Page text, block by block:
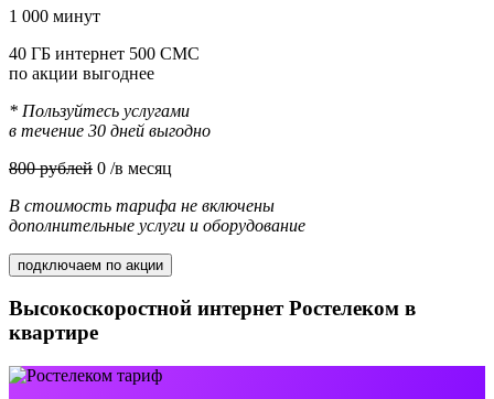
1 000 минут
40 ГБ интернет 500 СМС
по акции выгоднее
* Пользуйтесь услугами
в течение 30 дней выгодно
800 рублей 0 /в месяц
В стоимость тарифа не включены
дополнительные услуги и оборудование
подключаем по акции
Высокоскоростной интернет Ростелеком в
квартире